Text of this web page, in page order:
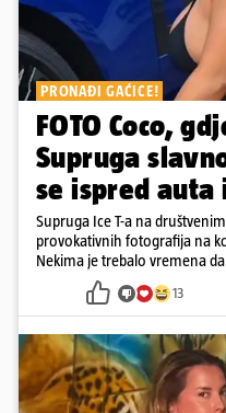
PRONAĐI GAĆICE!
FOTO Coco,
Supruga
se ispred auta
Supruga Ice T-a na
provokativnih fotografija na
Nekima je trebalo vremena
13